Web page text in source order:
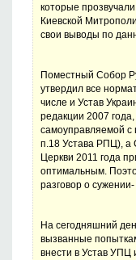
которые
Киевской
свои выводы по
Поместный Собор
утвердил все
числе и Устав
редакции 2007
самоуправляемой с
п.18 Устава РПЦ), а
Церкви 2011 года
оптимальным.
разговор о
На сегодняшний
вызванные
внести в Устав УПЦ